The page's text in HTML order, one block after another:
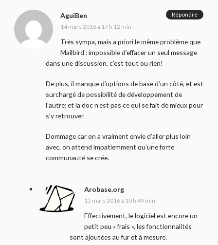
AguiBen
14 mars 2016 à 17 h 12 min
Très sympa, mais a priori le même problème que
Mailbird : impossible d’effacer un seul message
dans une discussion, c’est tout ou rien!
De plus, il manque d’options de base d’un côté, et est
surchargé de possibilité de développement de
l’autre; et la doc n’est pas ce qui se fait de mieux pour
s’y retrouver.
Dommage car on a vraiment envie d’aller plus loin
avec, on attend impatiemment qu’une forte
communauté se crée.
Répondre
Arobase.org
15 mars 2016 à 10 h 49 min
Effectivement, le logiciel est encore un
petit peu « frais », les fonctionnalités
sont ajoutées au fur et à mesure.